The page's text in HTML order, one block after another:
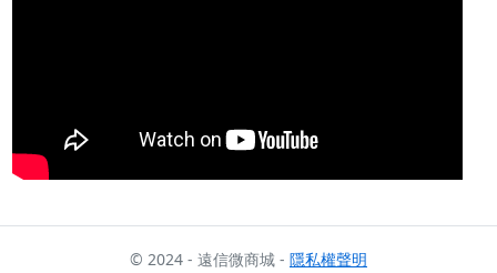
© 2024 - 遠信微商城 - 隱私權聲明